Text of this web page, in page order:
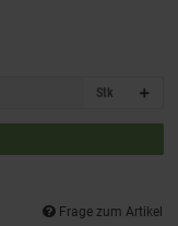
Stk
Frage zum Artikel